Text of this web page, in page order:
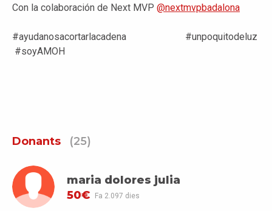
Con la colaboración de Next MVP @nextmvpbadalona
#ayudanosacortarlacadena #unpoquitodeluz
#soyAMOH
Donants (25)
maria dolores julia
50€
Fa 2.097 dies